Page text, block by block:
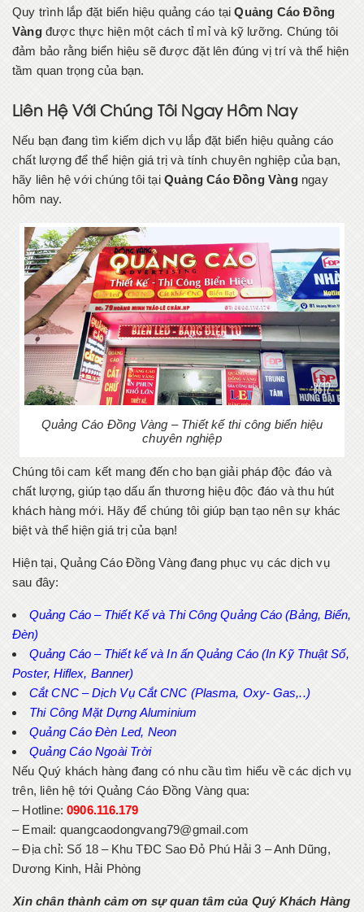
Quy trình lắp đặt biển hiệu quảng cáo tạiQuảng Cáo Đồng
Vàngđược thực hiện một cách tỉ mỉ và kỹ lưỡng. Chúng tôi
đảm bảo rằng biển hiệu sẽ được đặt lên đúng vị trí và thể hiện
tầm quan trọng của bạn.
Liên Hệ Với Chúng Tôi Ngay Hôm Nay
Nếu bạn đang tìm kiếm dịch vụ lắp đặt biển hiệu quảng cáo
chất lượng để thể hiện giá trị và tính chuyên nghiệp của bạn,
hãy liên hệ với chúng tôi tại Quảng Cáo Đồng Vàngngay
hôm nay.
Quảng Cáo Đồng Vàng – Thiết kế thi công biển hiệu
chuyên nghiệp
Chúng tôi cam kết mang đến cho bạn giải pháp độc đáo và
chất lượng, giúp tạo dấu ấn thương hiệu độc đáo và thu hút
khách hàng mới. Hãy để chúng tôi giúp bạn tạo nên sự khác
biệt và thể hiện giá trị của bạn!
Hiện tại, Quảng Cáo Đồng Vàng đang phục vụ các dịch vụ
sau đây:
Quảng Cáo – Thiết Kế và Thi Công Quảng Cáo (Bảng, Biển,
Đèn)
Quảng Cáo – Thiết kế và In ấn Quảng Cáo (In Kỹ Thuật Số,
Poster, Hiflex, Banner)
Cắt CNC – Dịch Vụ Cắt CNC (Plasma, Oxy- Gas,..)
Thi Công Mặt Dựng Aluminium
Quảng Cáo Đèn Led, Neon
Quảng Cáo Ngoài Trời
Nếu Quý khách hàng đang có nhu cầu tìm hiểu về các dịch vụ
trên, liên hệ tới Quảng Cáo Đồng Vàng qua:
– Hotline:0906.116.179
– Email: quangcaodongvang79@gmail.com
– Địa chỉ: Số 18 – Khu TĐC Sao Đỏ Phú Hải 3 – Anh Dũng,
Dương Kinh, Hải Phòng
Xin chân thành cảm ơn sự quan tâm của Quý Khách Hàng